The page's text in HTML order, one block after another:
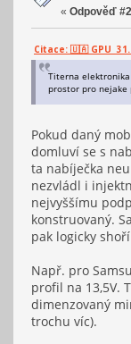
« Odpověď
Citace: 🇺🇦 GPU 31.
Titerna
prostor pro nejake
Pokud daný
domluví se s
ta nabíječka
nezvládl i
nejvyššímu
konstruovaný.
pak logicky
Např. pro
profil na 13,5V.
dimenzovaný
trochu víc).